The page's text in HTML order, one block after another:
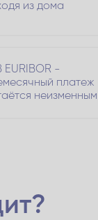
из дома
EURIBOR -
платеж
неизменным